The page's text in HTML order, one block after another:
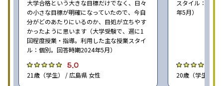
大学合格という大きな目標だけでなく、日々
の小さな目標が明確になっていたので、今自
分がどのあたりにいるのか、目処が立ちやす
かったように思います（大学受験で、週に1
回程度授業・指導。利用した主な授業スタイ
ル：個別。回答時期2024年5月）
5.0
21歳（学生） / 広島県 女性
スタイル：個別
年5月）
20歳（学生） /